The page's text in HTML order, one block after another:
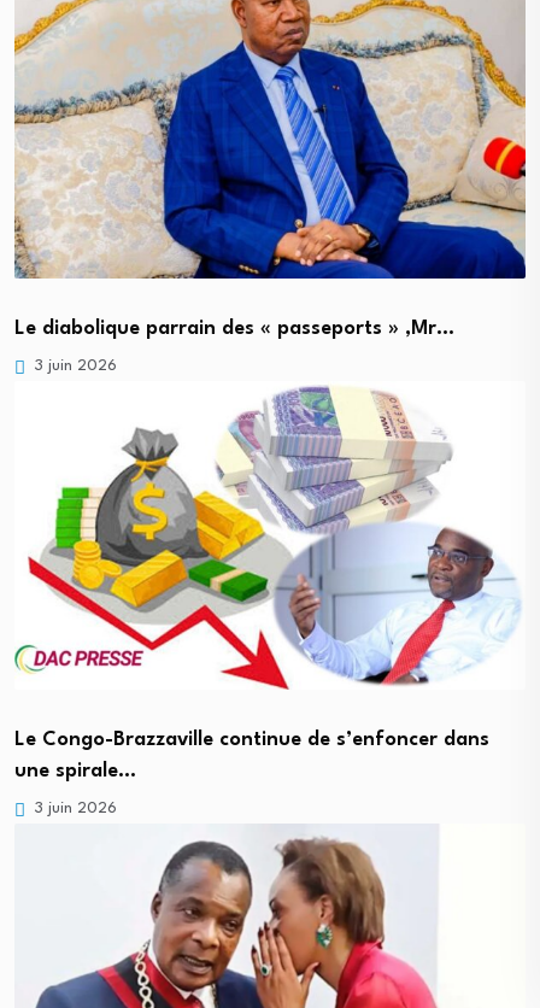
Le diabolique parrain des « passeports » ,Mr…
3 juin 2026
Le Congo-Brazzaville continue de s’enfoncer dans
une spirale…
3 juin 2026